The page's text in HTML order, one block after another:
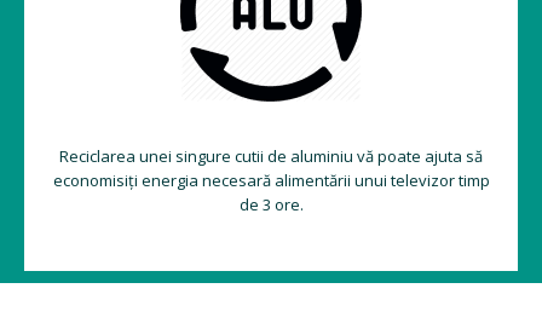
Reciclarea unei singure cutii de aluminiu vă poate ajuta să
economisiți energia necesară alimentării unui televizor timp
de 3 ore.